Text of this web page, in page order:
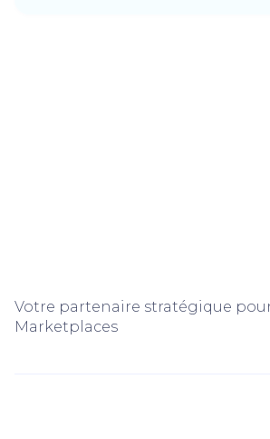
Votre partenaire stratégique
Marketplaces